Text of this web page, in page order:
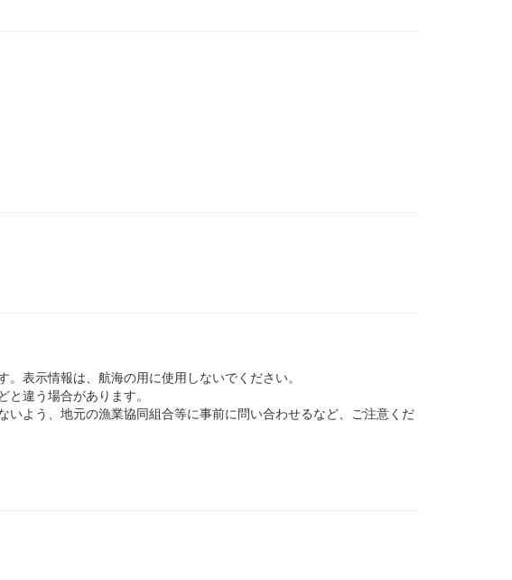
示情報は、航海の用に使用しないでください。
違う場合があります。
よう、地元の漁業協同組合等に事前に問い合わせるなど、ご注意くだ